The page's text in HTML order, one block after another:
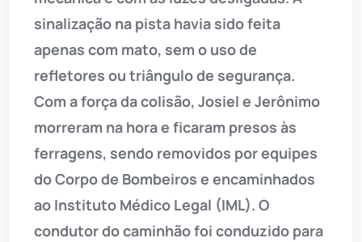
sinalização na pista havia sido feita
apenas com mato, sem o uso de
refletores ou triângulo de segurança.
Com a força da colisão, Josiel e Jerônimo
morreram na hora e ficaram presos às
ferragens, sendo removidos por equipes
do Corpo de Bombeiros e encaminhados
ao Instituto Médico Legal (IML). O
condutor do caminhão foi conduzido para